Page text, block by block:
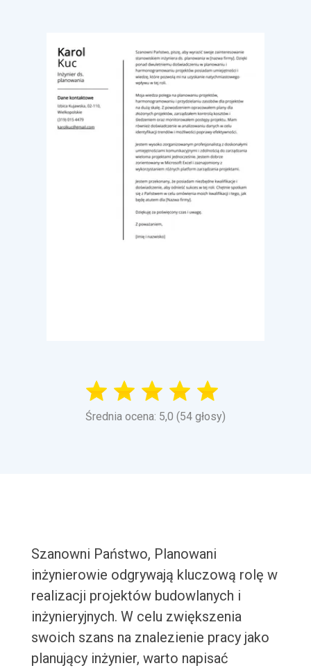
Średnia ocena: 5,0 (54 głosy)
Szanowni Państwo, Planowani
inżynierowie odgrywają kluczową rolę w
realizacji projektów budowlanych i
inżynieryjnych. W celu zwiększenia
swoich szans na znalezienie pracy jako
planujący inżynier, warto napisać